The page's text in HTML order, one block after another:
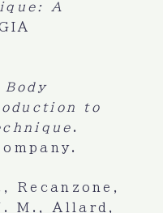
A
Body
to
.
Recanzone,
M., Allard,